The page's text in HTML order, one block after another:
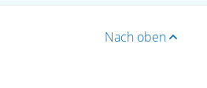
Nach oben